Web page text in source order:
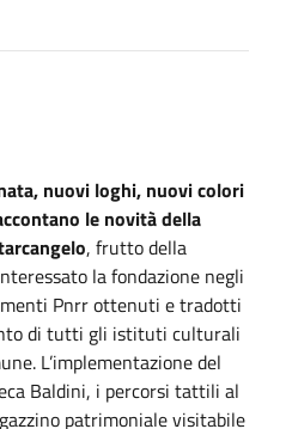
nuovi loghi, nuovi colori
le novità della
, frutto della
la fondazione negli
Pnrr ottenuti e tradotti
di tutti gli istituti culturali
L’implementazione del
Baldini, i percorsi tattili al
patrimoniale visitabile